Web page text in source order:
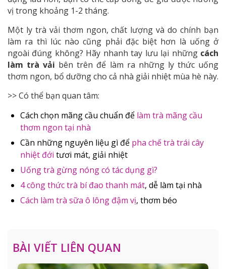
vị trong khoảng 1-2 tháng.
Một ly trà vải thơm ngon, chất lượng và do chính bạn
làm ra thì lúc nào cũng phải đặc biệt hơn là uống ở
ngoài đúng không? Hãy nhanh tay lưu lại những cách
làm trà vải bên trên để làm ra những ly thức uống
thơm ngon, bổ dưỡng cho cả nhà giải nhiệt mùa hè này.
>> Có thể bạn quan tâm:
Cách chọn mãng cầu chuẩn để làm trà mãng cầu
thơm ngon tại nhà
Cần những nguyên liệu gì để pha chế trà trái cây
nhiệt đới tươi mát, giải nhiệt
Uống trà gừng nóng có tác dụng gì?
4 công thức trà bí đao thanh mát, dễ làm tại nhà
Cách làm trà sữa ô lông đậm vị, thơm béo
BÀI VIẾT LIÊN QUAN